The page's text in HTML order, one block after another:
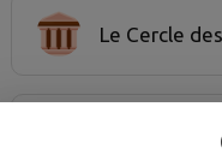
Le Cercle
Les Jolis